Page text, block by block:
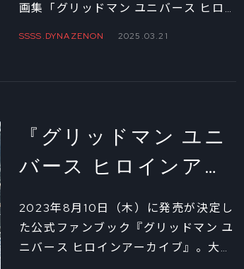
ロインキャスト座談
会①
画集「グリッドマン ユニバース ヒロ
キャスト座談会を全3回でお届けしよ
う。まずは2019年から行われてきた舞
台イベントの思い出を振り返ってもら
ブ」の予約はこちら
SSSS.DYNAZENON 2025.03.21
『グリッドマン ユニ
バース ヒロインアー
カイブ』発売決定！
宮本侑芽×上田麗奈×
若山詩音 スペシャル
2023年8月10日（木）に発売が決定し
た公式ファンブック『グリッドマン ユ
ニバース ヒロインアーカイブ』。大ボ